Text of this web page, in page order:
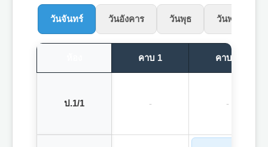
วันจันทร์ วันอังคาร วันพุธ วันพฤหัสบดี
คาบ 1 คาบ 2
ป.1/1 - -